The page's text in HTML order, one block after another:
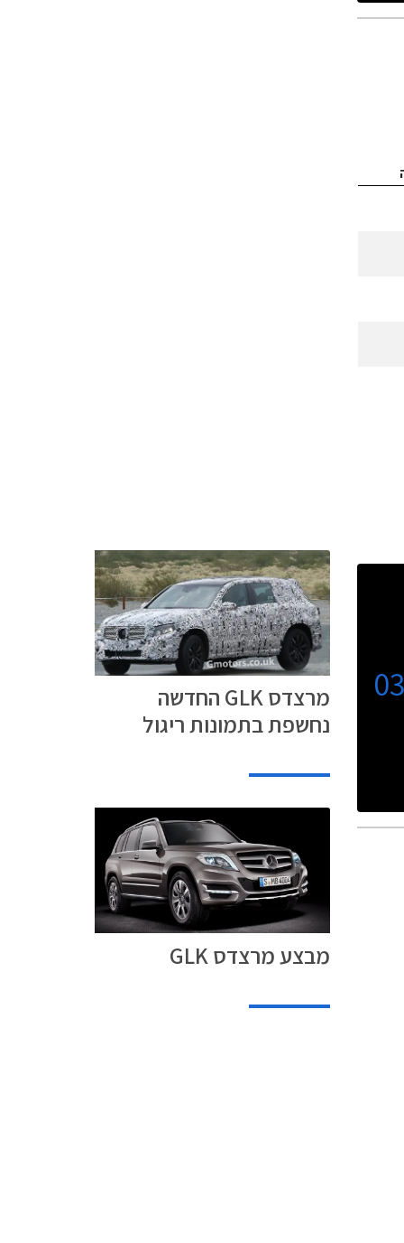
מרצדס GLK החדשה
נחשפת בתמונות ריגול
מבצע מרצדס GLK